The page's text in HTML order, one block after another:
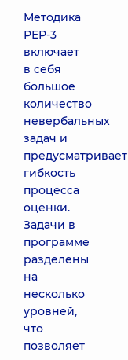
Методика
РЕР-3
включает
в себя
большое
количество
невербальных
задач и
предусматривает
гибкость
процесса
оценки.
Задачи в
программе
разделены
на
несколько
уровней,
что
позволяет